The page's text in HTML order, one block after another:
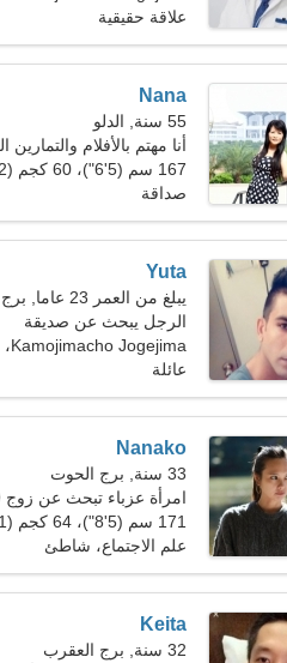
علاقة حقيقية
Nana
55 سنة, الدلو
أنا مهتم بالأفلام والتمارين
167 سم (5'6")، 60 كجم (132 رطلا)
صداقة
Yuta
يبلغ من العمر 23 عاما, برج الحوت
الرجل يبحث عن صديقة
Kamojimacho Jogejima، اليابان
عائلة
Nanako
33 سنة, برج الحوت
امرأة عزباء تبحث عن زوج 39-45
171 سم (5'8")، 64 كجم (141 رطلا)
علم الاجتماع، شاطئ
Keita
32 سنة, برج العقرب